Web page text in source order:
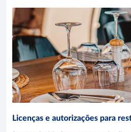
Licenças e autorizações para